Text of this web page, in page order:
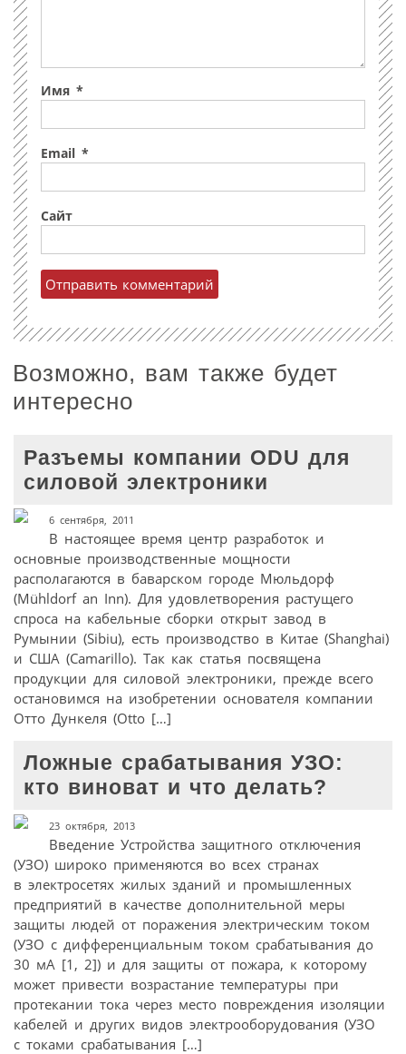
Имя *
Email *
Сайт
Возможно, вам также будет
интересно
Разъемы компании ODU для
силовой электроники
6 сентября, 2011
В настоящее время центр разработок и
основные производственные мощности
располагаются в баварском городе Мюльдорф
(Mühldorf an Inn). Для удовлетворения растущего
спроса на кабельные сборки открыт завод в
Румынии (Sibiu), есть производство в Китае (Shanghai)
и США (Camarillo). Так как статья посвящена
продукции для силовой электроники, прежде всего
остановимся на изобретении основателя компании
Отто Дункеля (Otto […]
Ложные срабатывания УЗО:
кто виноват и что делать?
23 октября, 2013
Введение Устройства защитного отключения
(УЗО) широко применяются во всех странах
в электросетях жилых зданий и промышленных
предприятий в качестве дополнительной меры
защиты людей от поражения электрическим током
(УЗО с дифференциальным током срабатывания до
30 мА [1, 2]) и для защиты от пожара, к которому
может привести возрастание температуры при
протекании тока через место повреждения изоляции
кабелей и других видов электрооборудования (УЗО
с токами срабатывания […]